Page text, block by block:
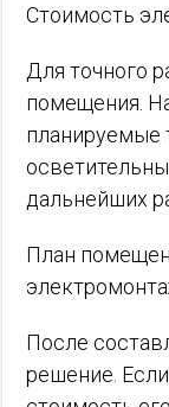
Стоимость
Для точного
помещения.
планируемые
дальнейших
План
После
решение.